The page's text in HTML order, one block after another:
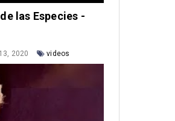
las Especies -
2020 videos